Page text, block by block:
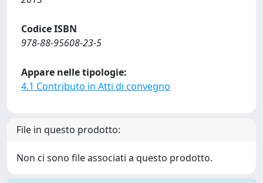
Codice ISBN
978-88-95608-23-5
Appare nelle tipologie:
4.1 Contributo in Atti di convegno
File in questo prodotto:
Non ci sono file associati a questo prodotto.